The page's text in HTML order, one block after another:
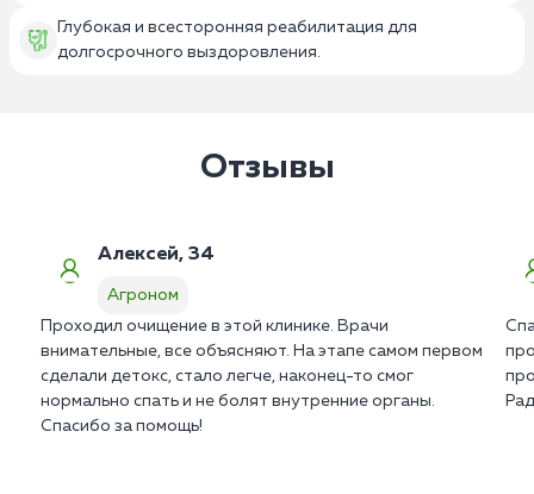
Глубокая и всесторонняя реабилитация для
долгосрочного выздоровления.
Отзывы
Алексей, 34
Агроном
Проходил очищение в этой клинике. Врачи
внимательные, все объясняют. На этапе самом первом
сделали детокс, стало легче, наконец-то смог
нормально спать и не болят внутренние органы.
Спасибо за помощь!